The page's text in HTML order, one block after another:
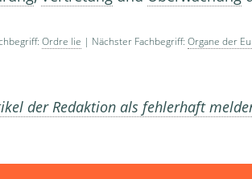
Ordre lie | Nächster Fachbegriff: Organe der
der Redaktion als fehlerhaft